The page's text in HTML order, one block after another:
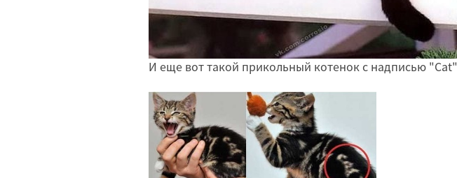
И еще вот такой прикольный котенок с надписью "Cаt"